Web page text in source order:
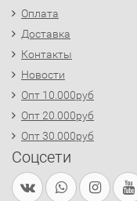
Оплата
Доставка
Контакты
Новости
Опт 10.000руб
Опт 20.000руб
Опт 30.000руб
Соцсети